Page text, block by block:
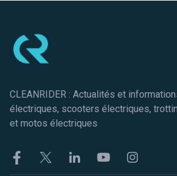
CLEANRIDER : Actualités et
électriques, scooters électriques,
et motos électriques
FacebookTwitter LinkekinYoutubeInstagram